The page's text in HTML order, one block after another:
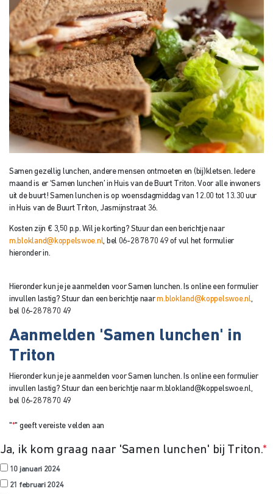
Samen gezellig lunchen, andere mensen ontmoeten en (bij)kletsen. Iedere
maand is er ‘Samen lunchen’ in Huis van de Buurt Triton. Voor alle inwoners
uit de buurt! Samen lunchen is op woensdagmiddag van 12.00 tot 13.30 uur
in Huis van de Buurt Triton, Jasmijnstraat 36.
Kosten zijn € 3,50 p.p.Wil je korting? Stuur dan een berichtje naar
m.blokland@koppelswoe.nl, bel 06-28 78 70 49 of vul het formulier
hieronder in.
Hieronder kun je je aanmelden voor Samen lunchen. Is online een formulier
invullen lastig?Stuur dan een berichtje naarm.blokland@koppelswoe.nl,
bel 06-28 78 70 49
Aanmelden 'Samen lunchen' in
Triton
Hieronder kun je je aanmelden voor Samen lunchen. Is online een formulier
invullen lastig? Stuur dan een berichtje naar m.blokland@koppelswoe.nl,
bel 06-28 78 70 49
"*" geeft vereiste velden aan
Ja, ik kom graag naar 'Samen lunchen' bij Triton.*
10 januari 2024
21 februari 2024